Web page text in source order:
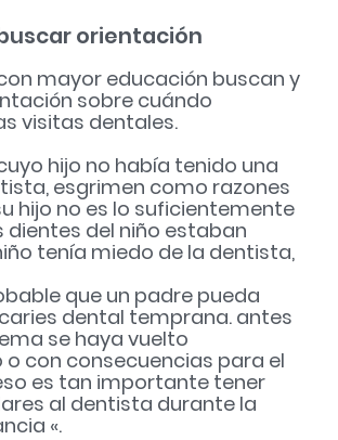
orientación
mayor educación buscan y
sobre cuándo
visitas dentales.
hijo no había tenido una
esgrimen como razones
hijo no es lo suficientemente
dientes del niño estaban
tenía miedo de la dentista,
que un padre pueda
dental temprana. antes
se haya vuelto
con consecuencias para el
es tan importante tener
al dentista durante la
«.